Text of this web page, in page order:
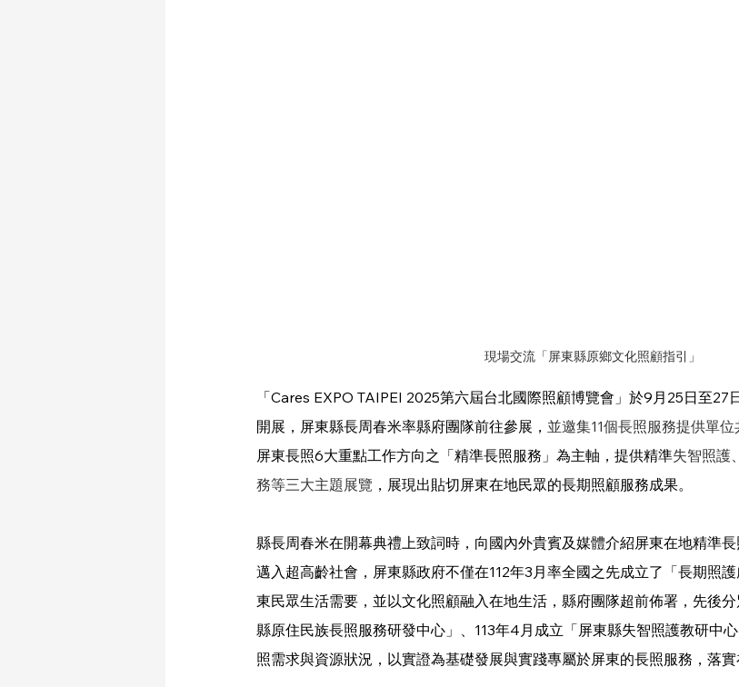
現場交流「屏東縣原鄉文化照顧指引」
「Cares EXPO TAIPEI 2025第六屆台北國際照顧博覽會」於9月25日至
開展，屏東縣長周春米率縣府團隊前往參展， 並邀集11個長照服務提供單位
屏東長照6大重點工作方向之「精準長照服務」為主軸，提供精準失智照護
務等三大主題展覽 ，展現出貼切屏東在地民眾的長期照顧服務成果。
縣長周春米在開幕典禮上致詞時，向國內外貴賓及媒體介紹屏東在地精準
邁入超高齡社會，屏東縣政府不僅在112年3月率全國之先成立了「長期照
東民眾生活需要，並以文化照顧融入在地生活，縣府團隊超前佈署，先後
縣原住民族長照服務研發中心」、113年4月成立「屏東縣失智照護教研中
照需求與資源狀況，以實證為基礎發展與實踐專屬於屏東的長照服務，落實